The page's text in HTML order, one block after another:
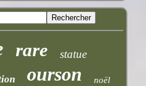
rare statue
ourson noël